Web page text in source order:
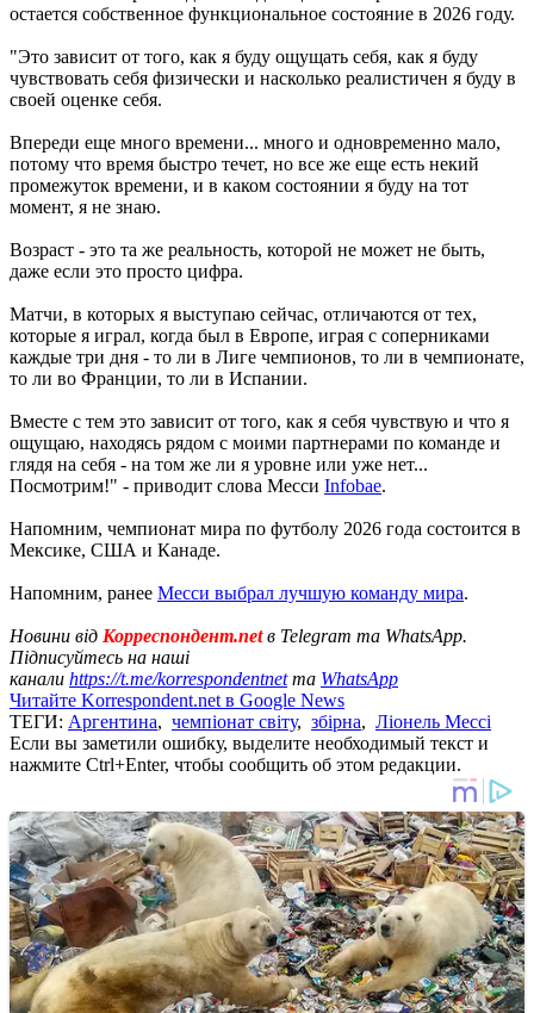
остается собственное функциональное состояние в 2026 году.
"Это зависит от того, как я буду ощущать себя, как я буду
чувствовать себя физически и насколько реалистичен я буду в
своей оценке себя.
Впереди еще много времени... много и одновременно мало,
потому что время быстро течет, но все же еще есть некий
промежуток времени, и в каком состоянии я буду на тот
момент, я не знаю.
Возраст - это та же реальность, которой не может не быть,
даже если это просто цифра.
Матчи, в которых я выступаю сейчас, отличаются от тех,
которые я играл, когда был в Европе, играя с соперниками
каждые три дня - то ли в Лиге чемпионов, то ли в чемпионате,
то ли во Франции, то ли в Испании.
Вместе с тем это зависит от того, как я себя чувствую и что я
ощущаю, находясь рядом с моими партнерами по команде и
глядя на себя - на том же ли я уровне или уже нет...
Посмотрим!" - приводит слова Месси Infobae.
Напомним, чемпионат мира по футболу 2026 года состоится в
Мексике, США и Канаде.
Напомним, ранее Месси выбрал лучшую команду мира.
Новини від Корреспондент.netв Telegram та WhatsApp.
Підписуйтесь на наші
канали https://t.me/korrespondentnetта WhatsApp
Читайте Korrespondent.net в Google News
ТЕГИ: Аргентина, чемпіонат світу, збірна, Ліонель Мессі
Если вы заметили ошибку, выделите необходимый текст и
нажмите Ctrl+Enter, чтобы сообщить об этом редакции.